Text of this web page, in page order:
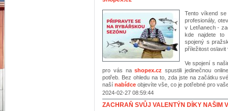
Tento víkend
profesionály,
v Letňanech -
kde najdete
spojený s
příležitost oslavit
Ve spojení s
pro vás nashopex.cz spustili jedinečnou
potřeb. Bez ohledu na to, zda jste na začátku
naší nabídce objevíte vše, co je potřebné pro
2024-02-27 08:59:44
ZACHRAŇ SVŮJ VALENTÝN DÍKY NAŠIM